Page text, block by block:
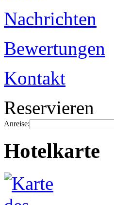
Nachrichten
Bewertungen
Kontakt
Reservieren
Anreise:
Hotelkarte